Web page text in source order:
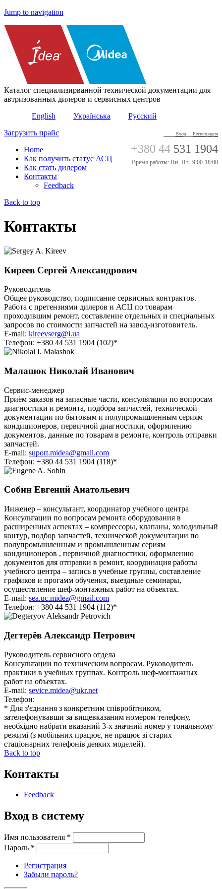
Jump to navigation
Каталог специализирванной технической документации для
автризованных дилеров и сервисных центров
English
Українська Русский
Вход Регистрация
+380 44 531 1904
Время работы: Пн.-Пт., 9:00-18:00
Загрузить прайс
Home
Как получить статус АСЦ
Как стать дилером
Контакты
Feedback
Back to top
Контакты
Киреев Сергей Александрович
Руководитель
Общее руководство, подписание сервисных контрактов.
Работа с претензиями дилеров и АСЦ по товарам
проходившим ремонт, составление отдельных и специальных
запросов по стоимости запчастей на завод-изготовитель.
E-mail: kireevserg@i.ua
Телефон: +380 44 531 1904 (102)*
Малашок Николай Иванович
Сервис-менеджер
Приём заказов на запасные части, консультации по вопросам
диагностики и ремонта, подбора запчастей, технической
документации по бытовым и полупромышленным сериям
кондиционеров, первичной диагностики, оформлению
документов, данные по товарам в ремонте, контроль отправки
запчастей.
E-mail: suport.midea@gmail.com
Телефон: +380 44 531 1904 (118)*
Собин Евгений Анатольевич
Инженер – консультант, координатор учебного центра
Консультации по вопросам ремонта оборудования в
расширенных аспектах – компрессоры, клапаны, холодильный
контур, подбор запчастей, технической документации по
полупромышленным и промышленным сериям
кондиционеров , первичной диагностики, оформлению
документов для отправки в ремонт, координация работы
учебного центра – запись в учебные группы, составление
графиков и прогамм обучения, выездные семинары,
осуществление шеф-монтажных работ на объектах.
E-mail: sea.uc.midea@gmail.com
Телефон: +380 44 531 1904 (112)*
Дегтерёв Александр Петрович
Руководитель сервисного отдела
Консультации по техническим вопросам. Руководитель
практики в учебных группах. Контроль шеф-монтажных
работ на объектах.
E-mail: sevice.midea@ukr.net
Телефон:
* Для з'єднання з конкретним співробітником,
зателефонувавши за вищевказаним номером телефону,
необхідно набрати вказаний 3-х значний номер у тональному
режимі (з мобільних працює, не працює зі старих
стаціонарних телефонів деяких моделей).
Back to top
Контакты
Feedback
Вход в систему
Имя пользователя *
Пароль *
Регистрация
Забыли пароль?